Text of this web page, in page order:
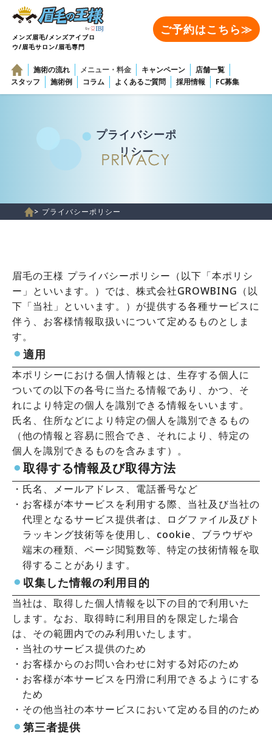
メンズ眉毛/メンズアイブロ
ウ/眉毛サロン/眉毛専門
ご予約はこちら≫
施術の流れ メニュー・料金 キャンペーン
店舗一覧
スタッフ
施術例 コラム よくあるご質問 採用情報 FC募集
プライバシーポ
リシー
> プライバシーポリシー
眉毛の王様 プライバシーポリシー（以下「本ポリシ
ー」といいます。）では、株式会社GROWBING（以
下「当社」といいます。）が提供する各種サービスに
伴う、お客様情報取扱いについて定めるものとしま
す。
⚫︎ 適用
本ポリシーにおける個人情報とは、生存する個人に
ついての以下の各号に当たる情報であり、かつ、そ
れにより特定の個人を識別できる情報をいいます。
氏名、住所などにより特定の個人を識別できるもの
（他の情報と容易に照合でき、それにより、特定の
個人を識別できるものを含みます）。
⚫︎取得する情報及び取得方法
・ 氏名、メールアドレス、電話番号など
・ お客様が本サービスを利用する際、当社及び当社の
代理となるサービス提供者は、ログファイル及びト
ラッキング技術等を使用し、cookie、ブラウザや
端末の種類、ページ閲覧数等、特定の技術情報を取
得することがあります。
⚫︎ 収集した情報の利用目的
当社は、取得した個人情報を以下の目的で利用いた
します。なお、取得時に利用目的を限定した場合
は、その範囲内でのみ利用いたします。
・ 当社のサービス提供のため
・ お客様からのお問い合わせに対する対応のため
・ お客様が本サービスを円滑に利用できるようにする
ため
・ その他当社の本サービスにおいて定める目的のため
⚫︎ 第三者提供